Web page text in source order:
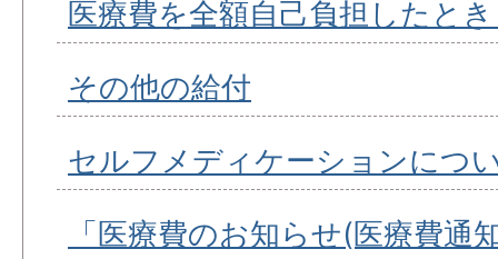
医療費を全額自己負担したと
その他の給付
セルフメディケーションにつ
「医療費のお知らせ(医療費通